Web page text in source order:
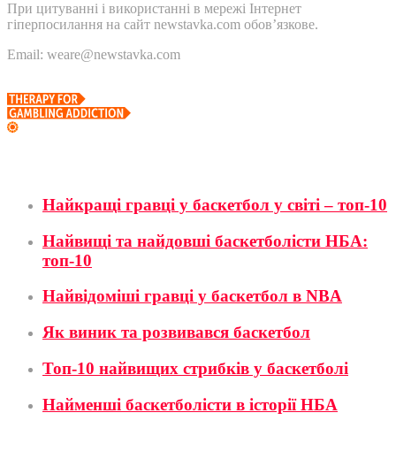
При цитуванні і використанні в мережі Інтернет
гіперпосилання на сайт newstavka.com обов’язкове.
Email: weare@newstavka.com
Найкращі гравці у баскетбол у світі – топ-10
Найвищі та найдовші баскетболісти НБА:
топ-10
Найвідоміші гравці у баскетбол в NBA
Як виник та розвивався баскетбол
Топ-10 найвищих стрибків у баскетболі
Найменші баскетболісти в історії НБА